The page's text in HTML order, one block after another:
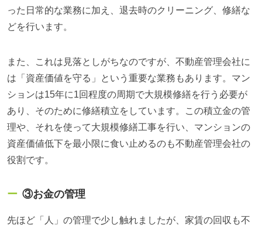
った日常的な業務に加え、退去時のクリーニング、修繕な
どを行います。
また、これは見落としがちなのですが、不動産管理会社に
は「資産価値を守る」という重要な業務もあります。マン
ションは15年に1回程度の周期で大規模修繕を行う必要が
あり、そのために修繕積立をしています。この積立金の管
理や、それを使って大規模修繕工事を行い、マンションの
資産価値低下を最小限に食い止めるのも不動産管理会社の
役割です。
③お金の管理
先ほど「人」の管理で少し触れましたが、家賃の回収も不